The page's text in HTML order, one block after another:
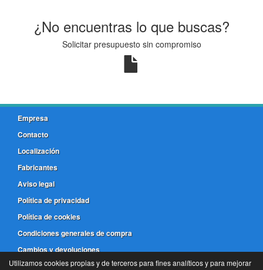
¿No encuentras lo que buscas?
Solicitar presupuesto sin compromiso
Empresa
Contacto
Localización
Fabricantes
Aviso legal
Política de privacidad
Política de cookies
Condiciones generales de compra
Cambios y devoluciones
Utilizamos cookies propias y de terceros para fines analíticos y para mejorar